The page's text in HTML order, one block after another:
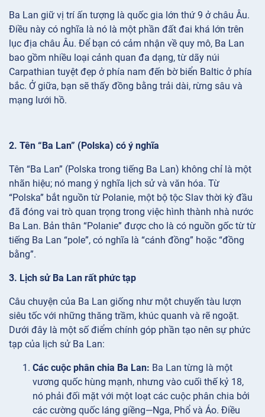
Ba Lan giữ vị trí ấn tượng là quốc gia lớn thứ 9 ở châu Âu.
Điều này có nghĩa là nó là một phần đất đai khá lớn trên
lục địa châu Âu. Để bạn có cảm nhận về quy mô, Ba Lan
bao gồm nhiều loại cảnh quan đa dạng, từ dãy núi
Carpathian tuyệt đẹp ở phía nam đến bờ biển Baltic ở phía
bắc. Ở giữa, bạn sẽ thấy đồng bằng trải dài, rừng sâu và
mạng lưới hồ.
2. Tên “Ba Lan” (Polska) có ý nghĩa
Tên “Ba Lan” (Polska trong tiếng Ba Lan) không chỉ là một
nhãn hiệu; nó mang ý nghĩa lịch sử và văn hóa. Từ
“Polska” bắt nguồn từ Polanie, một bộ tộc Slav thời kỳ đầu
đã đóng vai trò quan trọng trong việc hình thành nhà nước
Ba Lan. Bản thân “Polanie” được cho là có nguồn gốc từ từ
tiếng Ba Lan “pole”, có nghĩa là “cánh đồng” hoặc “đồng
bằng”.
3. Lịch sử Ba Lan rất phức tạp
Câu chuyện của Ba Lan giống như một chuyến tàu lượn
siêu tốc với những thăng trầm, khúc quanh và rẽ ngoặt.
Dưới đây là một số điểm chính góp phần tạo nên sự phức
tạp của lịch sử Ba Lan:
Các cuộc phân chia Ba Lan: Ba Lan từng là một
vương quốc hùng mạnh, nhưng vào cuối thế kỷ 18,
nó phải đối mặt với một loạt các cuộc phân chia bởi
các cường quốc láng giềng—Nga, Phổ và Áo. Điều